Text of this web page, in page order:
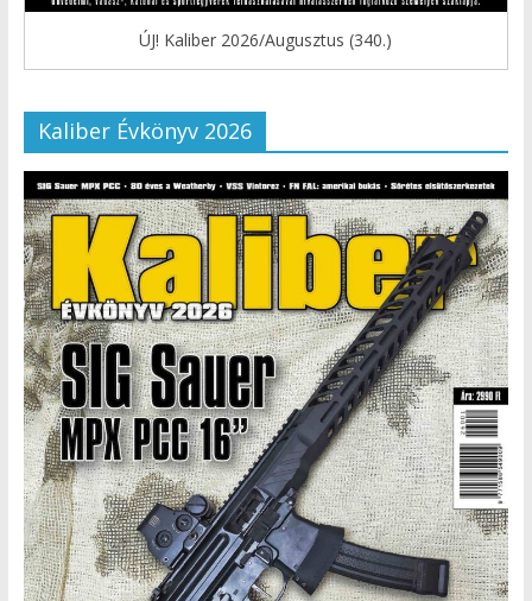
ÚJ! Kaliber 2026/Augusztus (340.)
Kaliber Évkönyv 2026